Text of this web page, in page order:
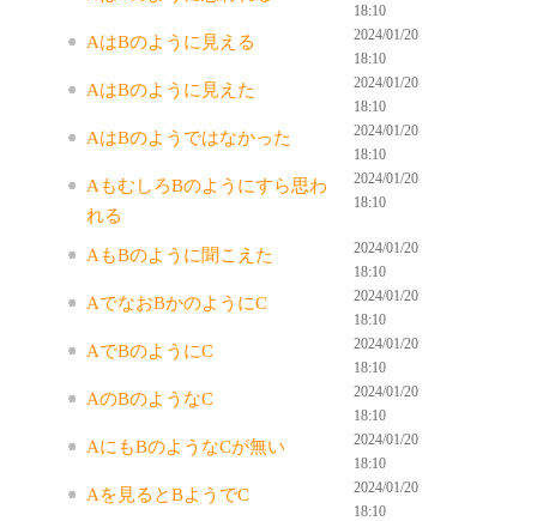
18:10
AはBのように見える
2024/01/20
18:10
AはBのように見えた
2024/01/20
18:10
AはBのようではなかった
2024/01/20
18:10
AもむしろBのようにすら思わ
れる
2024/01/20
18:10
AもBのように聞こえた
2024/01/20
18:10
AでなおBかのようにC
2024/01/20
18:10
AでBのようにC
2024/01/20
18:10
AのBのようなC
2024/01/20
18:10
AにもBのようなCが無い
2024/01/20
18:10
Aを見るとBようでC
2024/01/20
18:10